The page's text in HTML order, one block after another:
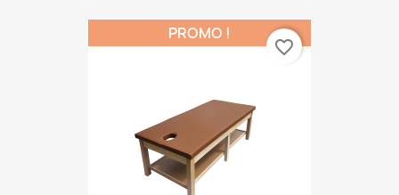
PROMO !
favorite_border